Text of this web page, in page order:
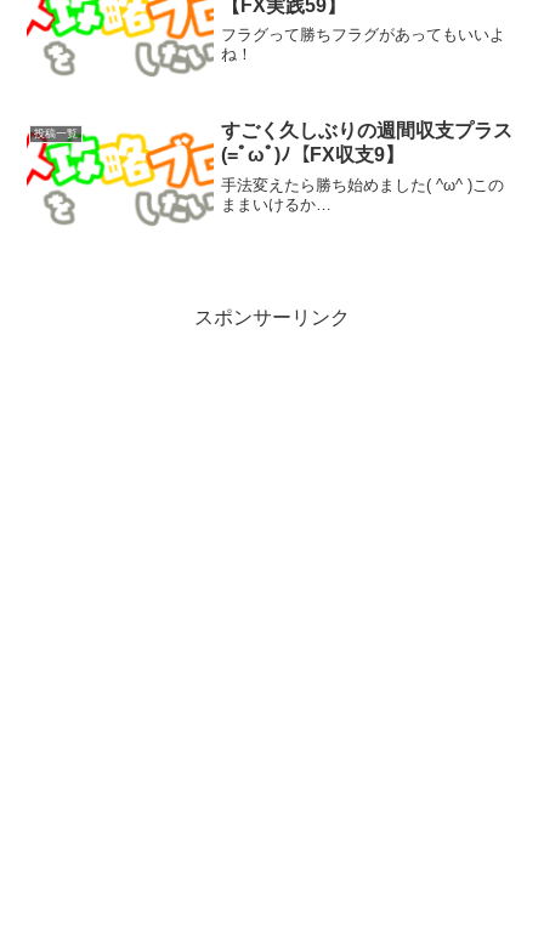
【FX実践59】
フラグって勝ちフラグがあってもいいよ
ね！
投稿一覧
すごく久しぶりの週間収支プラス
(=ﾟωﾟ)ﾉ【FX収支9】
手法変えたら勝ち始めました( ^ω^ )この
ままいけるか…
スポンサーリンク